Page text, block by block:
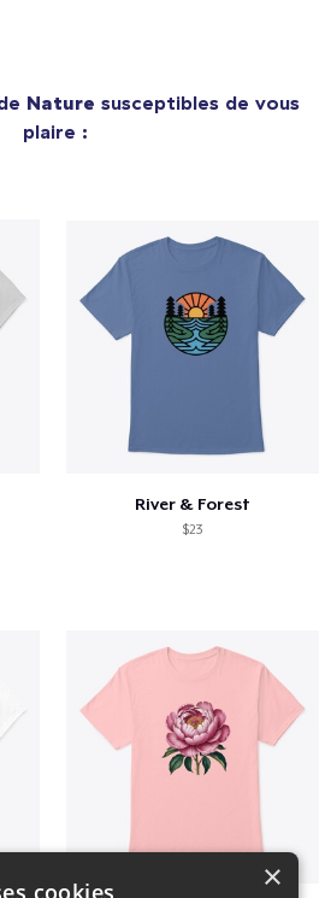
Nature susceptibles de vous
plaire :
River & Forest
$23
×
cookies